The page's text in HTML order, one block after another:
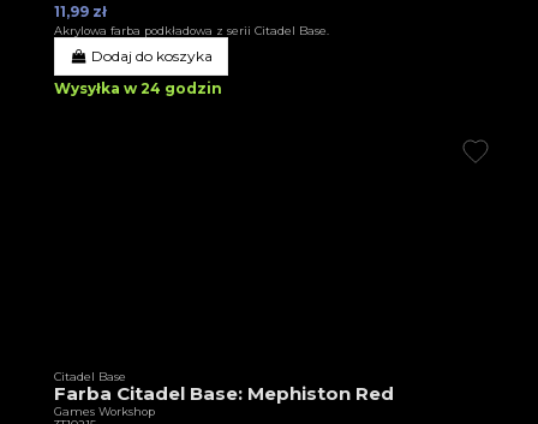
11,99 zł
Akrylowa farba podkładowa z serii Citadel Base.
Dodaj do koszyka
Wysyłka w 24 godzin
Citadel Base
Farba Citadel Base: Mephiston Red
Games Workshop